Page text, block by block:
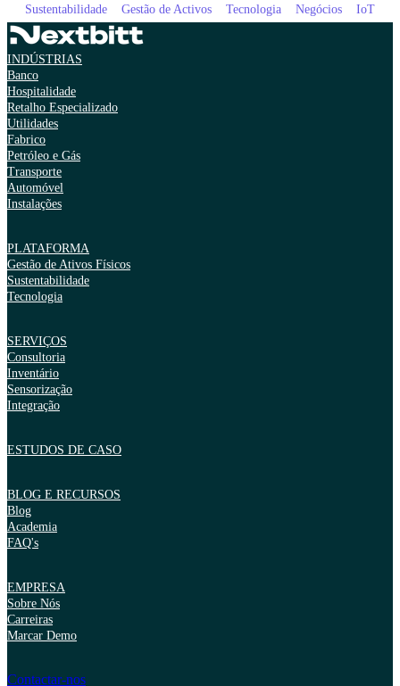
Sustentabilidade Gestão de Activos Tecnologia Negócios IoT
INDÚSTRIAS
Banco
Hospitalidade
Retalho Especializado
Utilidades
Fabrico
Petróleo e Gás
Transporte
Automóvel
Instalações
PLATAFORMA
Gestão de Ativos Físicos
Sustentabilidade
Tecnologia
SERVIÇOS
Consultoria
Inventário
Sensorização
Integração
ESTUDOS DE CASO
BLOG E RECURSOS
Blog
Academia
FAQ's
EMPRESA
Sobre Nós
Carreiras
Marcar Demo
Contactar-nos